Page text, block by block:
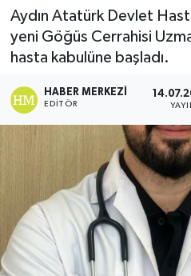
Aydın Atatürk Devlet
yeni Göğüs Cerrahisi
hasta kabulüne başladı.
HABER MERKEZI
EDITÖR